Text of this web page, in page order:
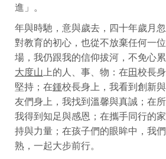
進」。
年與時馳，意與歲去，四十年歲月
對教育的初心，也從不放棄任何一
場，我仍跟我的信仰拔河，不免心
大度山上的人、事、物：在田校長
堅持；在鍾校長身上，我看到創新
友們身上，我找到溫馨與真誠；在
我得到知足與感恩；在攜手同行的
持與力量；在孩子們的眼眸中，我
熟，一起大步前行。